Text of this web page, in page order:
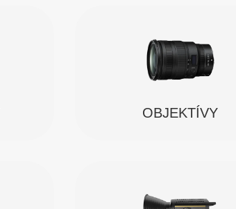
OBJEKTÍVY